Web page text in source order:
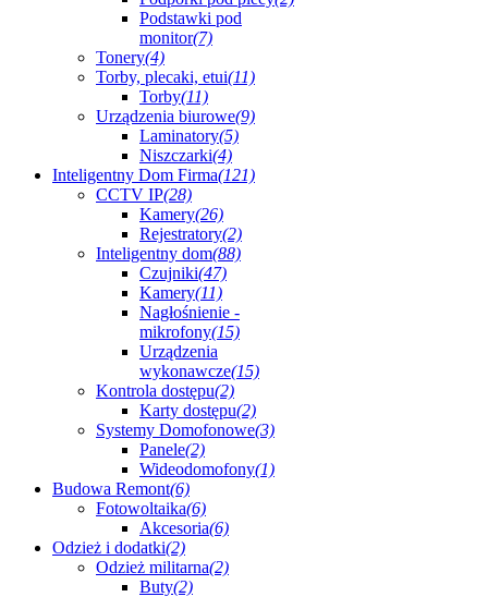
Podstawki pod
monitor(7)
Tonery(4)
Torby, plecaki, etui(11)
Torby(11)
Urządzenia biurowe(9)
Laminatory(5)
Niszczarki(4)
Inteligentny Dom Firma(121)
CCTV IP(28)
Kamery(26)
Rejestratory(2)
Inteligentny dom(88)
Czujniki(47)
Kamery(11)
Nagłośnienie -
mikrofony(15)
Urządzenia
wykonawcze(15)
Kontrola dostępu(2)
Karty dostępu(2)
Systemy Domofonowe(3)
Panele(2)
Wideodomofony(1)
Budowa Remont(6)
Fotowoltaika(6)
Akcesoria(6)
Odzież i dodatki(2)
Odzież militarna(2)
Buty(2)